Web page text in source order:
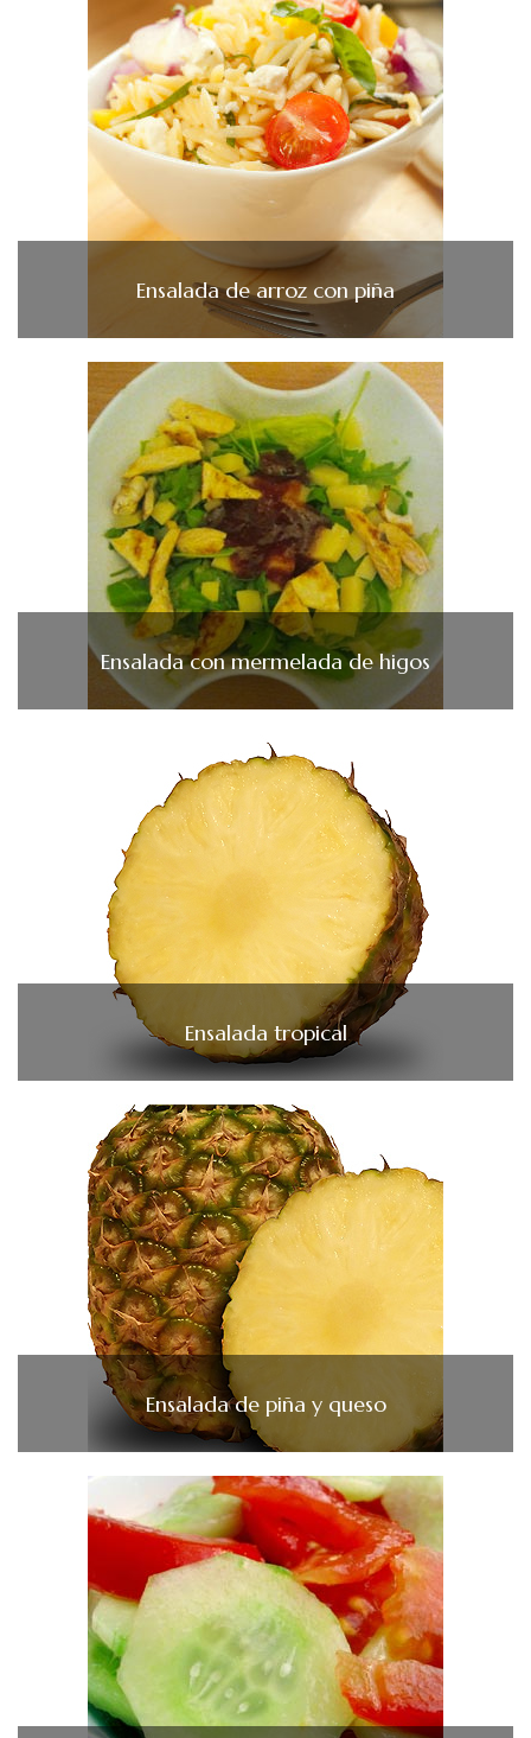
Ensalada de arroz con piña
Ensalada con mermelada de higos
Ensalada tropical
Ensalada de piña y queso